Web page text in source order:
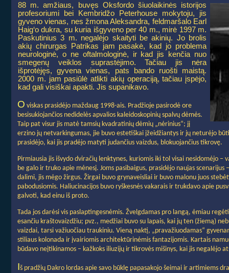
88 m. amžiaus, buvęs Oksfordo šiuolaikinės istorijos
profesoriumi bei Kembridžo Peterhouse mokytoju, jis
gyveno vienas, nes žmona Aleksandra, feldmaršalo Earl
Haig‘o dukra, su kuria išgyveno per 40 m., mirė 1997 m.
Paskutinius 3 m. negalėjo skaityti be akinių. Jo brolis
akių chirurgas Patrikas jam pasakė, kad jo problema
neurologinė, o ne oftalmologinė, ir kad jis kenčia nuo
smegenų veiklos suprastėjimo. Tačiau jis nėra
išprotėjęs, gyvena vienas, pats bando ruošti maistą.
2000 m. jam pasiūlė atlikti akių operaciją, tačiau įspėjo,
kad gali visiškai apakti. Jis supanikavo.
O viskas prasidėjo maždaug 1998-ais. Pradžioje pasirodė ore
besisukiojančios nedidelės apvalios kaleidoskopinių spalvų dėmės.
Taip pat visur jis matė tamsių kvadratinių dėmių „nėrinius“; jį
erzino jų netvarkingumas, jie buvo estetiškai įžeidžiantys ir jų neturėjo
prasidėjo, kai jis pradėjo matyti judančius vaizdus, blokuojančius tikrovę.
Pirmiausia jis išvydo dviračių lenktynes, kuriomis iki tol visai nesidomėjo –
be galo ir truko apie mėnesį. Joms pasibaigus, prasidėjo naujas
dalimi, jis mėgo žirgus. Žirgai buvo grynaveisliai ir buvo malonu juos
pabodusiomis. Haliucinacijos buvo ryškesnės vakarais ir trukdavo apie
galvoti, kad einu iš proto.
Tada jos darėsi vis paslaptingesnėmis. Žvelgdamas pro langą, ėmiau
esančiu kraštovaizdžiu; pvz., medžiai buvo su lapais, kai jų ten (žiemą)
vaizdai, tarsi važiuočiau traukiniu. Vieną naktį, „pravažiuodamas“
stiliaus kolonada ir įvairiomis architektūrinėmis fantazijomis. Kartais
būdavo neįtikinamos – kažkoks iliuzijų ir tikrovės mišinys, kai jis negalėjo
Iš pradžių Dakro lordas apie savo būklę papasakojo šeimai ir artimiems